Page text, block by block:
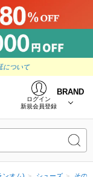
について
ログイン
新規会員登録
BRAND
ンオム) シューズ その